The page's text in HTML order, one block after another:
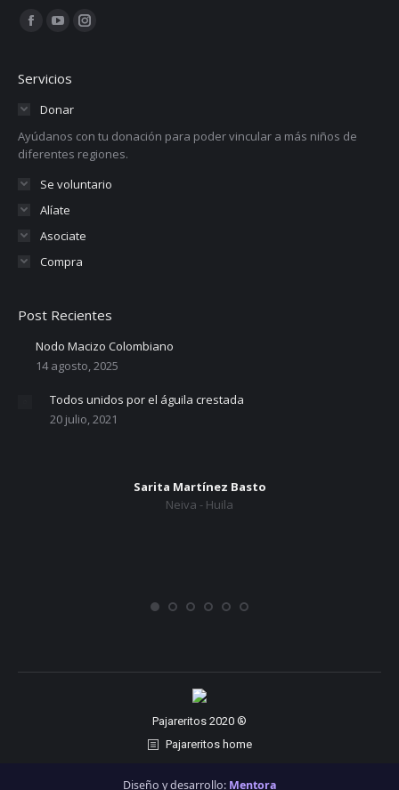
Encuéntranos en:
Facebook
opens
window
YouTube
opens
Instagram
Servicios
Donar
Ayúdanos con tu donación para poder vincular a más niños de
diferentes regiones.
Se voluntario
Alíate
Asociate
Compra
Post Recientes
Nodo Macizo Colombiano
14 agosto, 2025
Todos unidos por el águila crestada
20 julio, 2021
Sarita Martínez Basto
Neiva - Huila
Pajareritos 2020 ®
Pajareritos home
Diseño y desarrollo: Mentora